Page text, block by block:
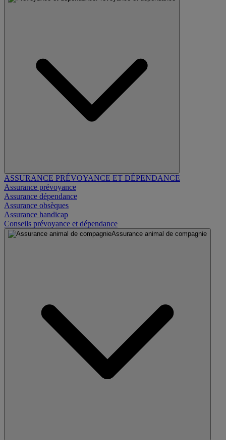
ASSURANCE PRÉVOYANCE ET DÉPENDANCE
Assurance prévoyance
Assurance dépendance
Assurance obsèques
Assurance handicap
Conseils prévoyance et dépendance
Assurance animal de compagnie